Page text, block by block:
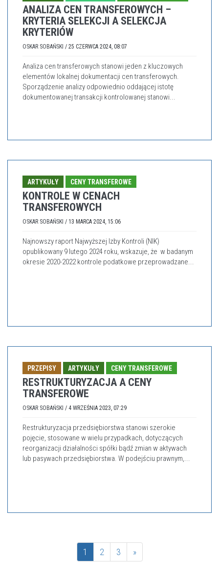
ANALIZA CEN TRANSFEROWYCH –
KRYTERIA SELEKCJI A SELEKCJA
KRYTERIÓW
OSKAR SOBAŃSKI / 25 CZERWCA 2024, 08:07
Analiza cen transferowych stanowi jeden z kluczowych
elementów lokalnej dokumentacji cen transferowych.
Sporządzenie analizy odpowiednio oddającej istotę
dokumentowanej transakcji kontrolowanej stanowi...
ARTYKUŁY CENY TRANSFEROWE
KONTROLE W CENACH
TRANSFEROWYCH
OSKAR SOBAŃSKI / 13 MARCA 2024, 15:06
Najnowszy raport Najwyższej Izby Kontroli (NIK)
opublikowany 9 lutego 2024 roku, wskazuje, że w badanym
okresie 2020-2022 kontrole podatkowe przeprowadzane...
PRZEPISY ARTYKUŁY CENY TRANSFEROWE
RESTRUKTURYZACJA A CENY
TRANSFEROWE
OSKAR SOBAŃSKI / 4 WRZEŚNIA 2023, 07:29
Restrukturyzacja przedsiębiorstwa stanowi szerokie
pojęcie, stosowane w wielu przypadkach, dotyczących
reorganizacji działalności spółki bądź zmian w aktywach
lub pasywach przedsiębiorstwa. W podejściu prawnym,...
1 2 3 »